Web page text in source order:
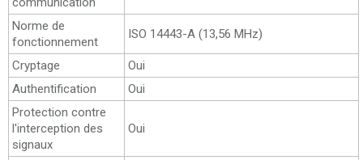
Norme de
fonctionnement
ISO 14443-А (13,56 MHz)
Cryptage
Oui
Authentification
Oui
Protection contre
l'interception des
signaux
Oui